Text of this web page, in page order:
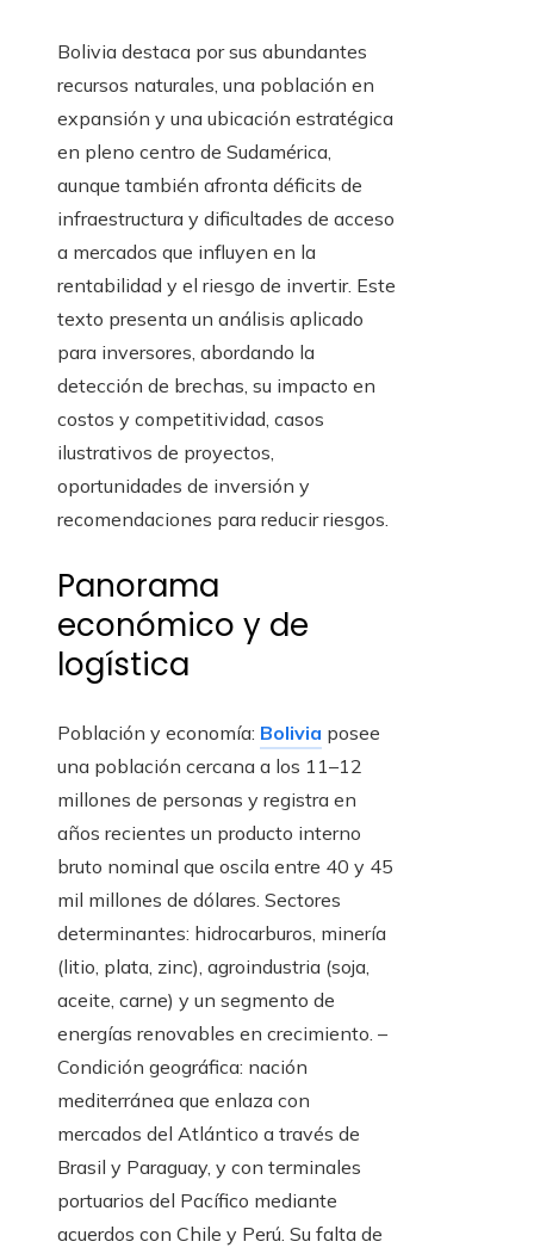
Bolivia destaca por sus abundantes
recursos naturales, una población en
expansión y una ubicación estratégica
en pleno centro de Sudamérica,
aunque también afronta déficits de
infraestructura y dificultades de acceso
a mercados que influyen en la
rentabilidad y el riesgo de invertir. Este
texto presenta un análisis aplicado
para inversores, abordando la
detección de brechas, su impacto en
costos y competitividad, casos
ilustrativos de proyectos,
oportunidades de inversión y
recomendaciones para reducir riesgos.
Panorama
económico y de
logística
Población y economía: Bolivia posee
una población cercana a los 11–12
millones de personas y registra en
años recientes un producto interno
bruto nominal que oscila entre 40 y 45
mil millones de dólares. Sectores
determinantes: hidrocarburos, minería
(litio, plata, zinc), agroindustria (soja,
aceite, carne) y un segmento de
energías renovables en crecimiento. –
Condición geográfica: nación
mediterránea que enlaza con
mercados del Atlántico a través de
Brasil y Paraguay, y con terminales
portuarios del Pacífico mediante
acuerdos con Chile y Perú. Su falta de